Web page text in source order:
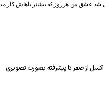
شد عشق من.هرروز که بیشتر باهاش کار